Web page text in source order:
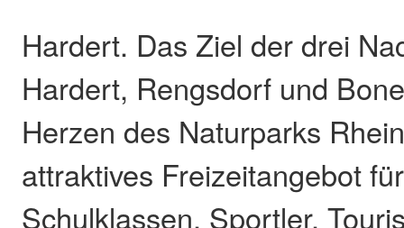
Hardert. Das Ziel der drei
Hardert, Rengsdorf und
Herzen des Naturparks
attraktives Freizeitangebot
Schulklassen, Sportler,